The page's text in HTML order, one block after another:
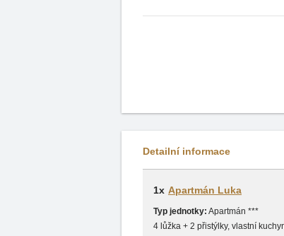
Detailní informace
1x Apartmán Luka
Typ jednotky: Apartmán ***
4 lůžka + 2 přistýlky, vlastní